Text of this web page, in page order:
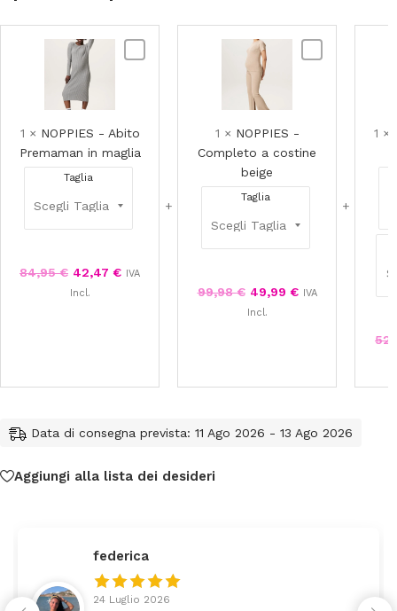
in
maglia
1 × NOPPIES - Abito
Premaman in maglia
Taglia
84,95€ 42,47 € IVA
Incl.
1 × NOPPIES -
Completo a costine
beige
Taglia
99,98€ 49,99 € IVA
Incl.
1 ×
Data di consegna prevista: 11 Ago 2026 - 13 Ago 2026
Aggiungi alla lista dei desideri
federica
24 Luglio 2026